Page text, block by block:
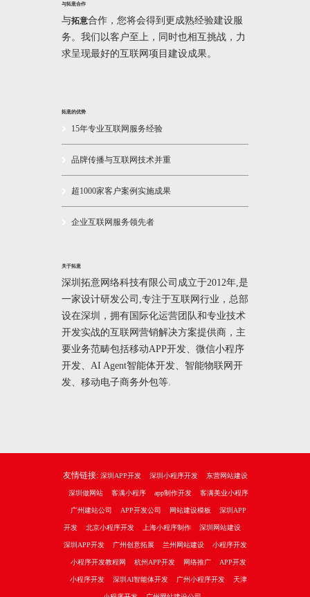
与拓意合作
与拓意合作，您将会得到更成熟经验建设服
务。我们以客户至上，同时也相互挑战，力
求呈现最好的互联网项目建设成果。
拓意的优势
15年专业互联网服务经验
品牌传播与互联网技术并重
超1000家客户案例实施成果
企业互联网服务领先者
关于拓意
深圳拓意网络科技有限公司成立于2012年,是
一家设计研发公司,专注于互联网行业，总部
设在深圳，拥有国际化运营团队和专业技术
开发实战的互联网营销解决方案提供商，主
要业务范畴包括移动APP开发、微信小程序
开发、AI Agent智能体开发、智能物联网开
发、移动电子商务外包等.
友情链接: 深圳APP开发 深圳小程序开发 东营网站建设
深圳做网站 客满小程序 app制作开发 客满美业小程序
广州建站公司 APP开发公司 网站建设模板 深圳APP
开发 北京小程序开发 上海小程序制作 深圳网站建设
深圳APP开发 广州创意拓展 兰州网站建设 小程序开发
小程序开发教程网 杭州APP开发 网络推广 APP开发
小程序开发 深圳AI智能体开发 广州小程序开发 天津